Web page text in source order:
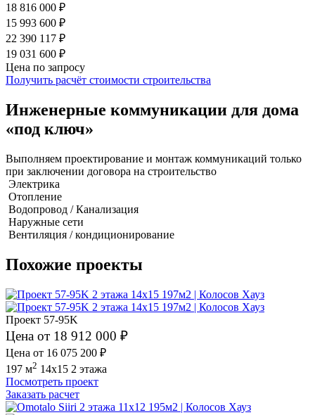
18 816 000 ₽
15 993 600 ₽
22 390 117 ₽
19 031 600 ₽
Цена по запросу
Получить расчёт стоимости строительства
Инженерные коммуникации для дома
«под ключ»
Выполняем проектирование и монтаж коммуникаций только
при заключении договора на строительство
Электрика
Отопление
Водопровод / Канализация
Наружные сети
Вентиляция / кондиционирование
Похожие проекты
Проект 57-95K
Цена от 18 912 000 ₽
Цена от 16 075 200 ₽
197 м2 14x15 2 этажа
Посмотреть проект
Заказать расчет